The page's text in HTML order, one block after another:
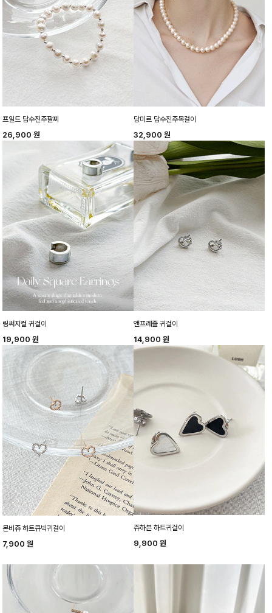
프일드 담수진주팔찌
26,900 원
당미르 담수진주목걸이
32,900 원
링써지컬 귀걸이
19,900 원
앤프레즐 귀걸이
14,900 원
몬비쥬 하트큐빅귀걸이
7,900 원
쥬하븐 하트귀걸이
9,900 원